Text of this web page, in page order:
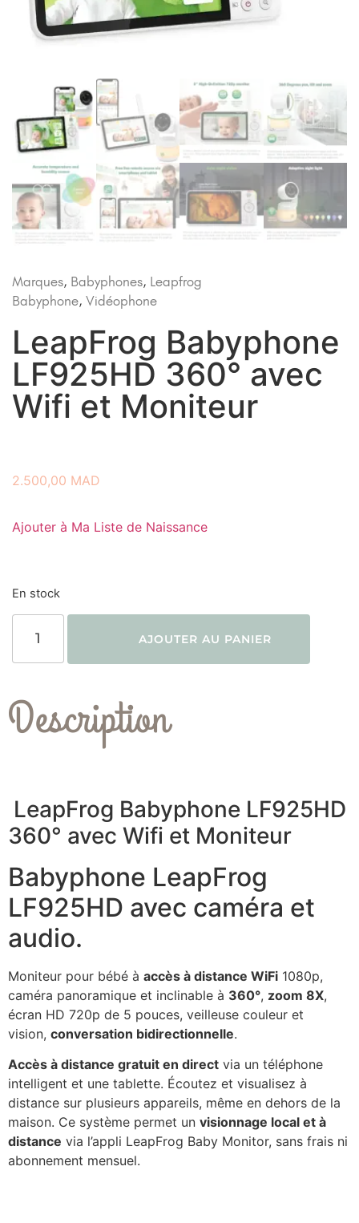
Marques, Babyphones, Leapfrog
Babyphone, Vidéophone
LeapFrog Babyphone
LF925HD 360° avec
Wifi et Moniteur
2.500,00 MAD
Ajouter à Ma Liste de Naissance
En stock
AJOUTER AU PANIER
Description
LeapFrog Babyphone LF925HD
360° avec Wifi et Moniteur
Babyphone LeapFrog
LF925HD avec caméra et
audio.
Moniteur pour bébé à accès à distance WiFi 1080p,
caméra panoramique et inclinable à 360°, zoom 8X,
écran HD 720p de 5 pouces, veilleuse couleur et
vision, conversation bidirectionnelle.
Accès à distance gratuit en direct via un téléphone
intelligent et une tablette. Écoutez et visualisez à
distance sur plusieurs appareils, même en dehors de la
maison. Ce système permet un visionnage local et à
distance via l’appli LeapFrog Baby Monitor, sans frais ni
abonnement mensuel.